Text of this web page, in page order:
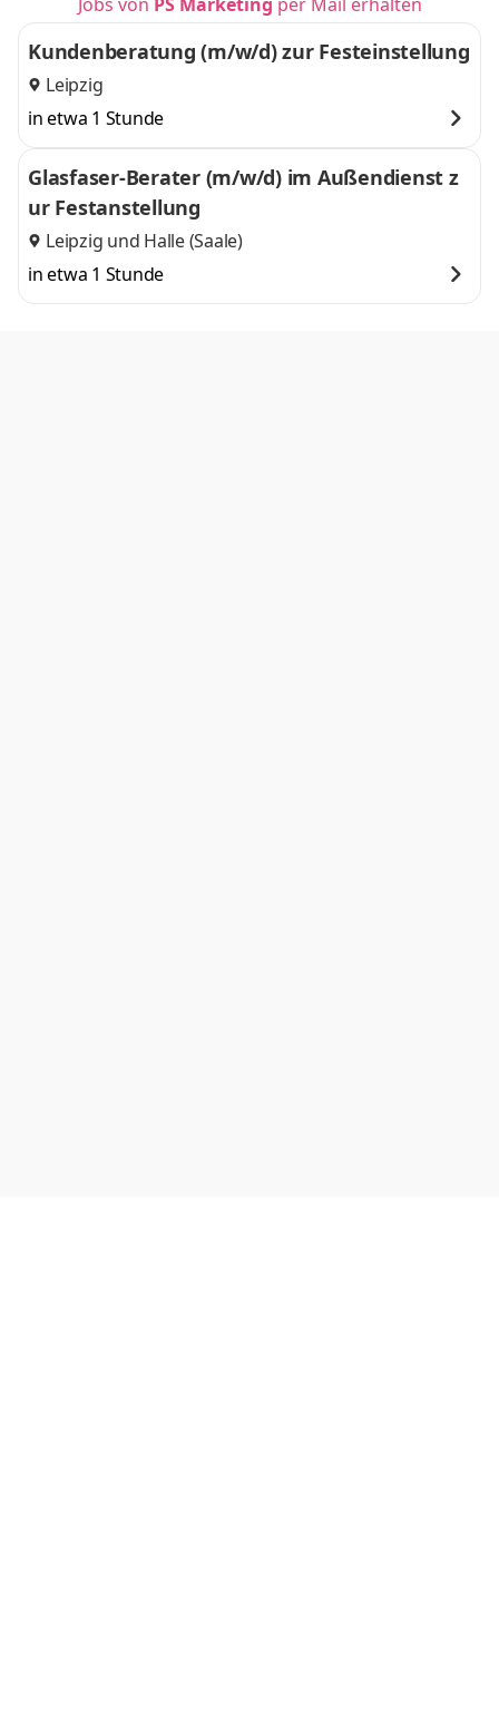
Kundenberatung (m/w/d) zur Festeinstellung
Leipzig
in etwa 1 Stunde
Glasfaser-Berater (m/w/d) im Außendienst z
ur Festanstellung
Leipzig und Halle (Saale)
in etwa 1 Stunde